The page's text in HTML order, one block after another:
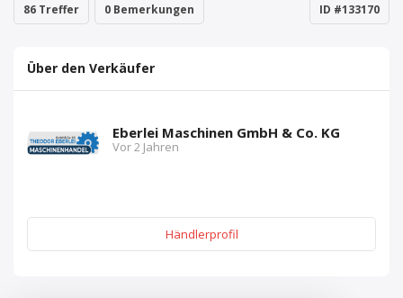
86 Treffer 0 Bemerkungen ID #133170
Über den Verkäufer
Eberlei Maschinen GmbH & Co. KG
Vor 2 Jahren
Händlerprofil